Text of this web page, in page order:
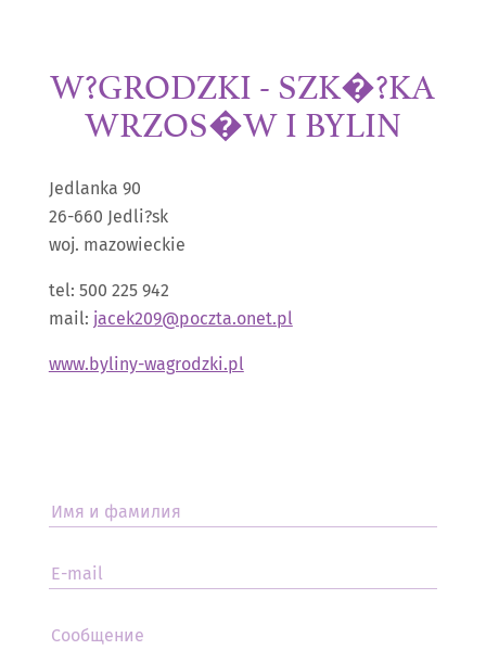
W?GRODZKI - SZK�?KA
WRZOS�W I BYLIN
Jedlanka 90
26-660 Jedli?sk
woj. mazowieckie
tel: 500 225 942
mail: jacek209@poczta.onet.pl
www.byliny-wagrodzki.pl
Имя и фамилия
E-mail
Сообщение